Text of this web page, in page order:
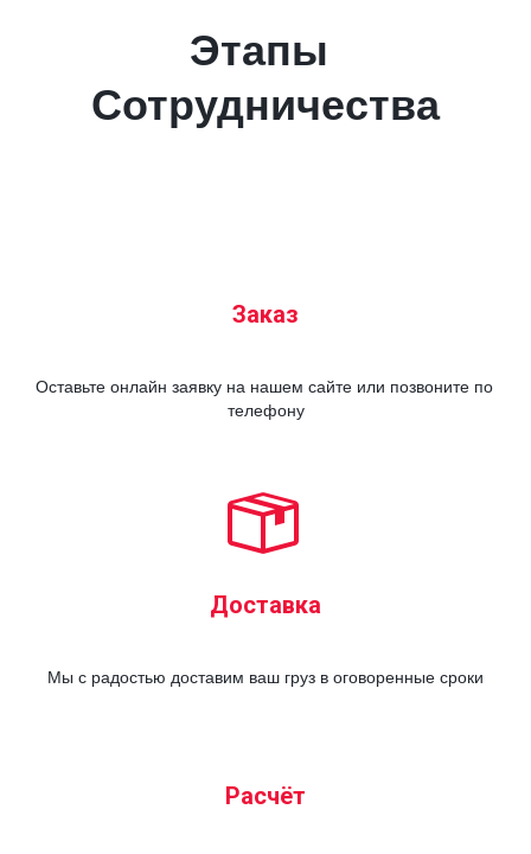
Этапы
Сотрудничества
Заказ
Оставьте онлайн заявку на нашем сайте или позвоните по
телефону
Доставка
Мы с радостью доставим ваш груз в оговоренные сроки
Расчёт